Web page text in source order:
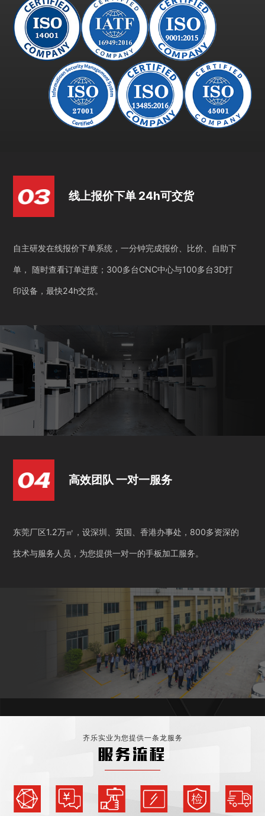
线上报价下单 24h可交货
自主研发在线报价下单系统，一分钟完成报价、比价、自助下
单， 随时查看订单进度；300多台CNC中心与100多台3D打
印设备，最快24h交货。
高效团队 一对一服务
东莞厂区1.2万㎡，设深圳、英国、香港办事处，800多资深的
技术与服务人员，为您提供一对一的手板加工服务。
齐乐实业为您提供一条龙服务
服务流程